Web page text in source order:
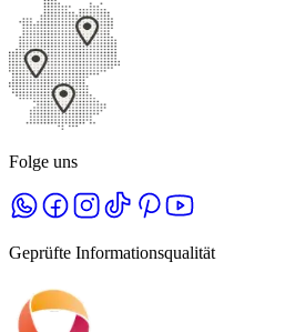
Folge uns
Geprüfte Informationsqualität